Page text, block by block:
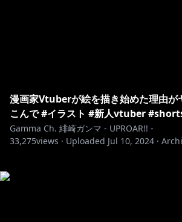
漫画家Vtuberが絵を描き始めた理由が
こんで #イラスト #新人vtuber
Gamma Ch. 緋崎ガンマ - UPROAR!! -
33,275views · Uploaded Jul 10, 2024 ·